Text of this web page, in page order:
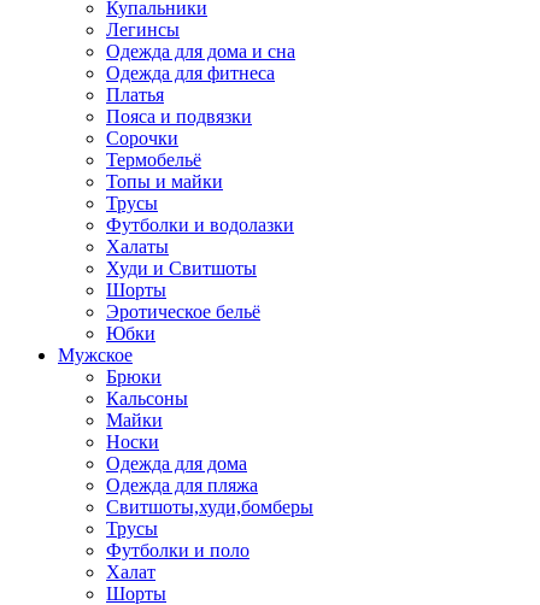
Купальники
Легинсы
Одежда для дома и сна
Одежда для фитнеса
Платья
Пояса и подвязки
Сорочки
Термобельё
Топы и майки
Трусы
Футболки и водолазки
Халаты
Худи и Свитшоты
Шорты
Эротическое бельё
Юбки
Мужское
Брюки
Кальсоны
Майки
Носки
Одежда для дома
Одежда для пляжа
Свитшоты,худи,бомберы
Трусы
Футболки и поло
Халат
Шорты